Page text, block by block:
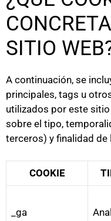
SITIO
A continuación, se
principales, tags u
utilizados por este
sobre el tipo,
terceros) y finalidad de
COOKIE
_ga